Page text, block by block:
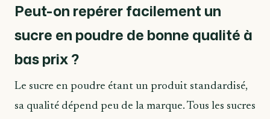
Peut-on repérer facilement un
sucre en poudre de bonne qualité à
bas prix ?
Le sucre en poudre étant un produit standardisé,
sa qualité dépend peu de la marque. Tous les sucres